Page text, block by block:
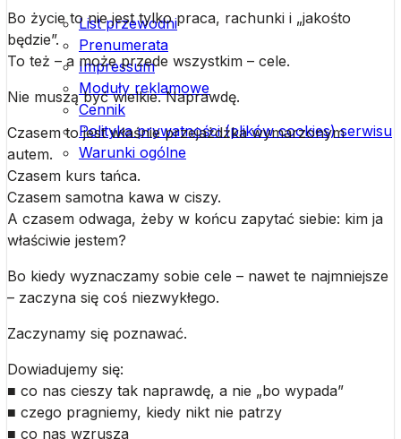
List przewodni
Prenumerata
Impressum
Moduły reklamowe
Cennik
Polityka prywatności (plików cookies) serwisu
Warunki ogólne
Bo życie to nie jest tylko praca, rachunki i „jakośto
będzie”.
To też – a może przede wszystkim – cele.
Nie muszą być wielkie. Naprawdę.
Czasem to jest właśnie przejażdżka wymarzonym
autem.
Czasem kurs tańca.
Czasem samotna kawa w ciszy.
A czasem odwaga, żeby w końcu zapytać siebie: kim ja
właściwie jestem?
Bo kiedy wyznaczamy sobie cele – nawet te najmniejsze
– zaczyna się coś niezwykłego.
Zaczynamy się poznawać.
Dowiadujemy się:
■ co nas cieszy tak naprawdę, a nie „bo wypada”
■ czego pragniemy, kiedy nikt nie patrzy
■ co nas wzrusza